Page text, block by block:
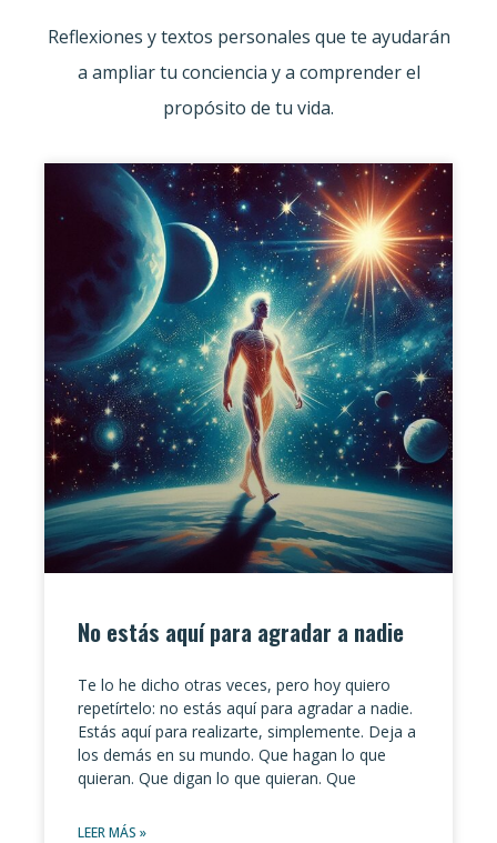
Reflexiones y textos personales que te ayudarán
a ampliar tu conciencia y a comprender el
propósito de tu vida.
No estás aquí para agradar a nadie
Te lo he dicho otras veces, pero hoy quiero
repetírtelo: no estás aquí para agradar a nadie.
Estás aquí para realizarte, simplemente. Deja a
los demás en su mundo. Que hagan lo que
quieran. Que digan lo que quieran. Que
LEER MÁS »